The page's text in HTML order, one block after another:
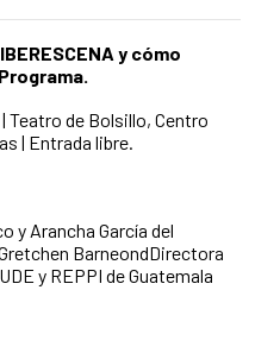
IBERESCENA y cómo
Programa.
Teatro de Bolsillo, Centro
| Entrada libre.
y Arancha García del
BarneondDirectora
y REPPI de Guatemala